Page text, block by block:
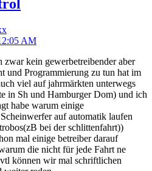
AM
kein gewerbetreibender aber
und Programmierung zu tun hat im
viel auf jahrmärkten unterwegs
in Sh und Hamburger Dom) und ich
habe warum einige
auf automatik laufen
bei der schlittenfahrt))
mal einige betreiber darauf
die nicht für jede Fahrt ne
können wir mal schriftlichen